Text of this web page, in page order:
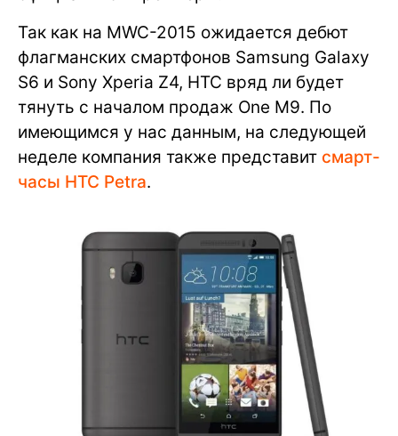
Так как на MWC-2015 ожидается дебют
флагманских смартфонов Samsung Galaxy
S6 и Sony Xperia Z4, HTC вряд ли будет
тянуть с началом продаж One M9. По
имеющимся у нас данным, на следующей
неделе компания также представит смарт-
часы HTC Petra.